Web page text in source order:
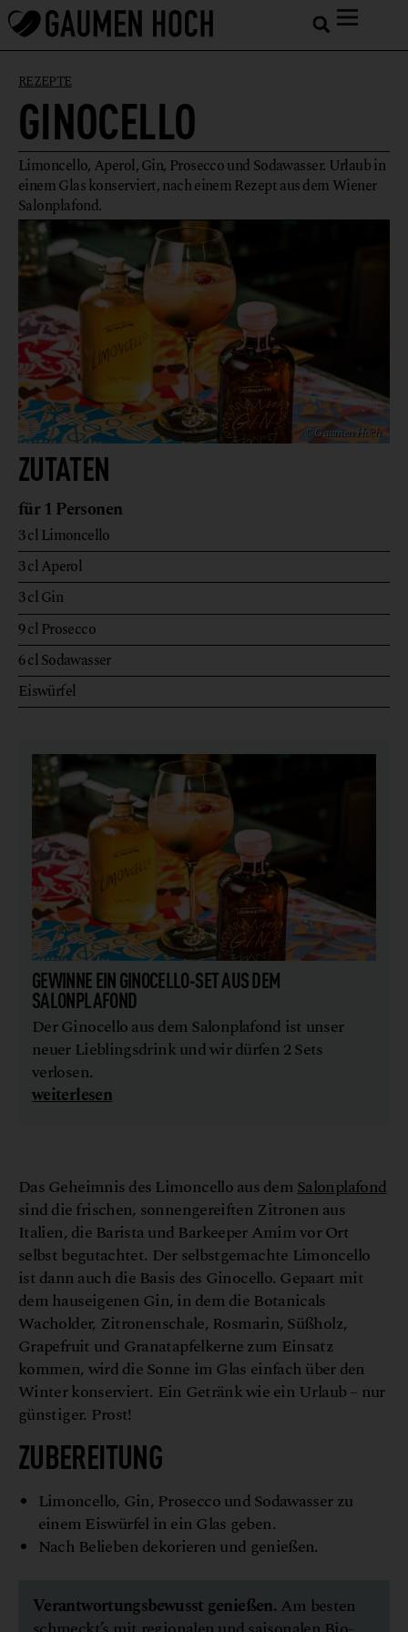
REZEPTE
GINOCELLO
Limoncello, Aperol, Gin, Prosecco und Sodawasser. Urlaub in
einem Glas konserviert, nach einem Rezept aus dem Wiener
Salonplafond.
© Gaumen Hoch
GEWINNE EIN GINOCELLO-SET AUS DEM
SALONPLAFOND
Der Ginocello aus dem Salonplafond ist unser
neuer Lieblingsdrink und wir dürfen 2 Sets
verlosen.
weiterlesen
Das Geheimnis des Limoncello aus demSalonplafond
sind die frischen, sonnengereiften Zitronen aus
Italien, die Barista und Barkeeper Amim vor Ort
selbst begutachtet. Der selbstgemachte Limoncello
ist dann auch die Basis des Ginocello. Gepaart mit
dem hauseigenen Gin, in dem die Botanicals
Wacholder, Zitronenschale, Rosmarin, Süßholz,
Grapefruit und Granatapfelkerne zum Einsatz
kommen, wird die Sonne im Glas einfach über den
Winter konserviert. Ein Getränk wie ein Urlaub – nur
günstiger. Prost!
ZUBEREITUNG
Limoncello, Gin, Prosecco und Sodawasser zu
einem Eiswürfel in ein Glas geben.
Nach Belieben dekorieren und genießen.
Verantwortungsbewusst genießen.Am besten
ZUTATEN
für 1 Personen
3clLimoncello
3clAperol
3clGin
9clProsecco
6clSodawasser
Eiswürfel